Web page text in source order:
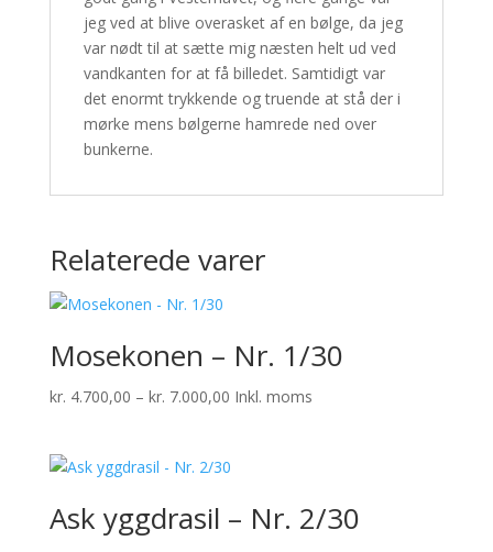
jeg ved at blive overasket af en bølge, da jeg
var nødt til at sætte mig næsten helt ud ved
vandkanten for at få billedet. Samtidigt var
det enormt trykkende og truende at stå der i
mørke mens bølgerne hamrede ned over
bunkerne.
Relaterede varer
Mosekonen – Nr. 1/30
kr. 4.700,00 – kr. 7.000,00Prisinterval:
kr. 7.000,00
Inkl. moms
Ask yggdrasil – Nr. 2/30